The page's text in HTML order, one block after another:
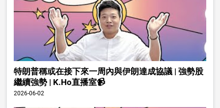
特朗普稱或在接下來一周內與伊朗達成協議 | 強勢股
繼續強勢 | K.Ho直播室📹
2026-06-02